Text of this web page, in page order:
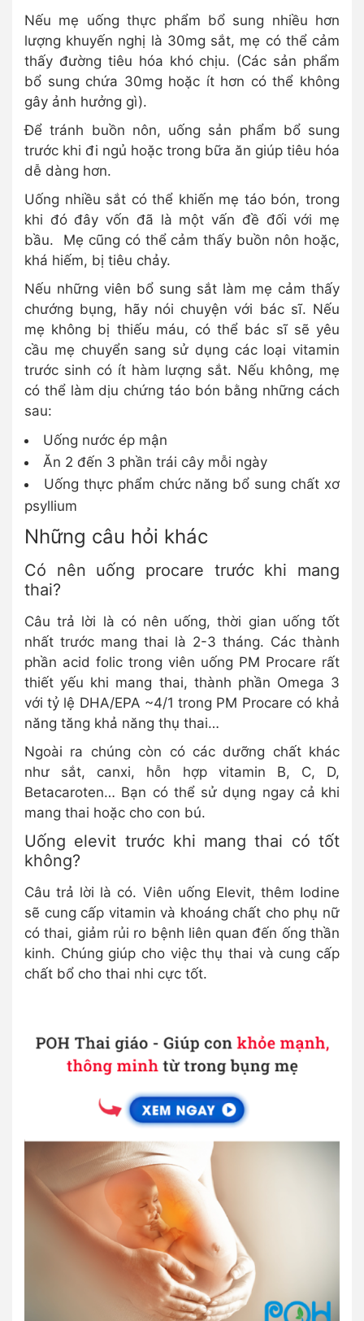
Nếu mẹ uống thực phẩm bổ sung nhiều hơn
lượng khuyến nghị là 30mg sắt, mẹ có thể cảm
thấy đường tiêu hóa khó chịu. (Các sản phẩm
bổ sung chứa 30mg hoặc ít hơn có thể không
gây ảnh hưởng gì).
Để tránh buồn nôn, uống sản phẩm bổ sung
trước khi đi ngủ hoặc trong bữa ăn giúp tiêu hóa
dễ dàng hơn.
Uống nhiều sắt có thể khiến mẹ táo bón, trong
khi đó đây vốn đã là một vấn đề đối với mẹ
bầu. Mẹ cũng có thể cảm thấy buồn nôn hoặc,
khá hiếm, bị tiêu chảy.
Nếu những viên bổ sung sắt làm mẹ cảm thấy
chướng bụng, hãy nói chuyện với bác sĩ. Nếu
mẹ không bị thiếu máu, có thể bác sĩ sẽ yêu
cầu mẹ chuyển sang sử dụng các loại vitamin
trước sinh có ít hàm lượng sắt. Nếu không, mẹ
có thể làm dịu chứng táo bón bằng những cách
sau:
Uống nước ép mận
Ăn 2 đến 3 phần trái cây mỗi ngày
Uống thực phẩm chức năng bổ sung chất xơ
psyllium
Những câu hỏi khác
Có nên uống procare trước khi mang
thai?
Câu trả lời là có nên uống, thời gian uống tốt
nhất trước mang thai là 2-3 tháng. Các thành
phần acid folic trong viên uống PM Procare rất
thiết yếu khi mang thai, thành phần Omega 3
với tỷ lệ DHA/EPA ~4/1 trong PM Procare có khả
năng tăng khả năng thụ thai…
Ngoài ra chúng còn có các dưỡng chất khác
như sắt, canxi, hỗn hợp vitamin B, C, D,
Betacaroten… Bạn có thể sử dụng ngay cả khi
mang thai hoặc cho con bú.
Uống elevit trước khi mang thai có tốt
không?
Câu trả lời là có. Viên uống Elevit, thêm Iodine
sẽ cung cấp vitamin và khoáng chất cho phụ nữ
có thai, giảm rủi ro bệnh liên quan đến ống thần
kinh. Chúng giúp cho việc thụ thai và cung cấp
chất bổ cho thai nhi cực tốt.